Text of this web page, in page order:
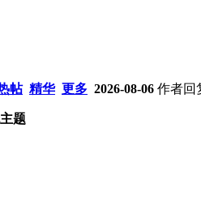
帖 精华 更多 2026-08-06 作者回
题